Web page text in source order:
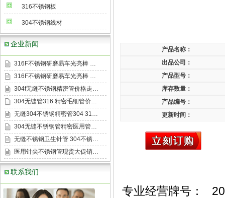
316不锈钢板
304不锈钢线材
企业新闻
316F不锈钢研磨易车光亮棒 …
316F不锈钢研磨易车光亮棒 …
304f无缝不锈钢精密管价格走…
304无缝管316 精密毛细管价…
无缝304不锈钢精密管304 31…
304无缝不锈钢管精密医用管…
无缝不锈钢卫生针管 304不锈…
医用针尖不锈钢管现货大促销…
联系我们
产品名称：
出品公司：
产品型号：
库存数量：
产品编号：
更新时间：
专业经营牌号：